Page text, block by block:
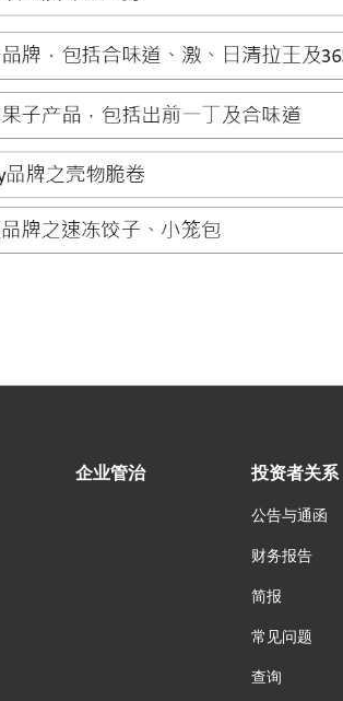
企业管治 投资者关系
公告与通函
财务报告
简报
常见问题
查询